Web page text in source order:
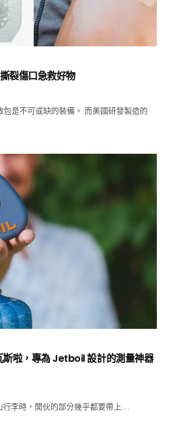
裂傷口急救好物
是不可或缺的裝備。 而美國研發製造的
斯啦，專為 Jetboil 設計的測量神器
李時，開伙的部分幾乎都要帶上…